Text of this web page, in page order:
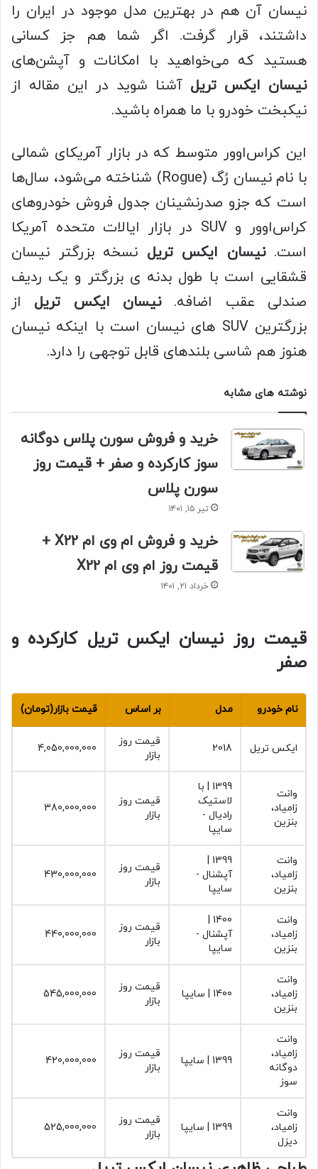
نیسان آن‌ هم در بهترین مدل موجود در ایران را
داشتند، قرار گرفت. اگر شما هم جز کسانی
هستید که می‌خواهید با امکانات و آپشن‌های
نیسان ایکس تریل آشنا شوید در این مقاله از
نیکبخت خودرو با ما همراه باشید.
این کراس‌اوور متوسط که در بازار آمریکای شمالی
با نام نیسان رُگ (Rogue) شناخته می‌شود، سال‌ها
است که جزو صدرنشینان جدول فروش خودروهای
کراس‌اوور و SUV در بازار ایالات متحده آمریکا
است.نیسان ایکس تریل نسخه بزرگتر نیسان
قشقایی است با طول بدنه ی بزرگتر و یک ردیف
صندلی عقب اضافه.نیسان ایکس تریل از
بزرگترین SUV های نیسان است با اینکه نیسان
هنوز هم شاسی بلندهای قابل توجهی را دارد.
نوشته های مشابه
خرید و فروش سورن پلاس دوگانه
سوز کارکرده و صفر + قیمت روز
سورن پلاس
تیر ۱۵, ۱۴۰۱
خرید و فروش ام وی ام X22 +
قیمت روز ام وی ام X22
خرداد ۲۱, ۱۴۰۱
قیمت روز نیسان ایکس تریل کارکرده و
صفر
نام خودرو مدل بر اساس قیمت بازار(تومان)
ایکس تریل‏ 2018
قیمت روز
بازار
4,050,000,000
وانت
زامیاد‏،
بنزین
1399 | با
لاستیک
رادیال -
سایپا
قیمت روز
بازار
380,000,000
وانت
زامیاد‏،
بنزین
آپشنال -
سایپا
قیمت روز
بازار
430,000,000
وانت
زامیاد‏،
بنزین
آپشنال -
سایپا
قیمت روز
بازار
440,000,000
وانت
زامیاد‏،
بنزین
1400 | سایپا
قیمت روز
بازار
545,000,000
وانت
زامیاد‏،
دوگانه
سوز
1399 | سایپا
قیمت روز
بازار
420,000,000
وانت
زامیاد‏،
دیزل
1399 | سایپا
قیمت روز
بازار
525,000,000